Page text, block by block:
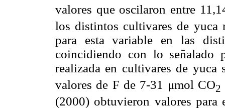
valores que oscilaron entre
los distintos cultivares de yuca
para esta variable en las
coincidiendo con lo señalado
realizada en cultivares de yuca
valores de F de 7-31 μmol CO2
(2000) obtuvieron valores para